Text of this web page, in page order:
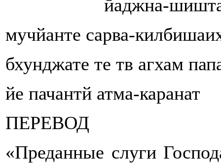
йаджна-
мучйанте сарва-
бхунджате те тв агхам
йе пачантй атма-каранат
ПЕРЕВОД
«Преданные слуги